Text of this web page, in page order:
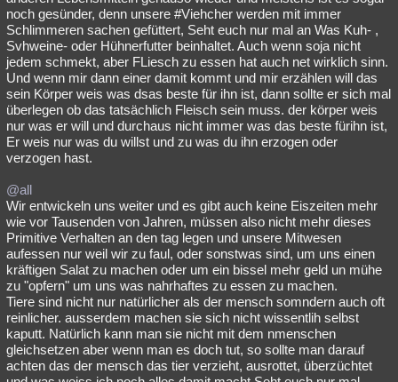
noch gesünder, denn unsere #Viehcher werden mit immer
Schlimmeren sachen gefüttert, Seht euch nur mal an Was Kuh- ,
Svhweine- oder Hühnerfutter beinhaltet. Auch wenn soja nicht
jedem schmekt, aber FLiesch zu essen hat auch net wirklich sinn.
Und wenn mir dann einer damit kommt und mir erzählen will das
sein Körper weis was dsas beste für ihn ist, dann sollte er sich mal
überlegen ob das tatsächlich Fleisch sein muss. der körper weis
nur was er will und durchaus nicht immer was das beste fürihn ist,
Er weis nur was du willst und zu was du ihn erzogen oder
verzogen hast.
@all
Wir entwickeln uns weiter und es gibt auch keine Eiszeiten mehr
wie vor Tausenden von Jahren, müssen also nicht mehr dieses
Primitive Verhalten an den tag legen und unsere Mitwesen
aufessen nur weil wir zu faul, oder sonstwas sind, um uns einen
kräftigen Salat zu machen oder um ein bissel mehr geld un mühe
zu "opfern" um uns was nahrhaftes zu essen zu machen.
Tiere sind nicht nur natürlicher als der mensch somndern auch oft
reinlicher. ausserdem machen sie sich nicht wissentlih selbst
kaputt. Natürlich kann man sie nicht mit dem nmenschen
gleichsetzen aber wenn man es doch tut, so sollte man darauf
achten das der mensch das tier verzieht, ausrottet, überzüchtet